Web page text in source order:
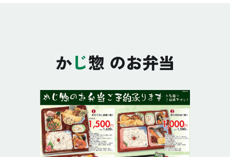
かじ惣 のお弁当